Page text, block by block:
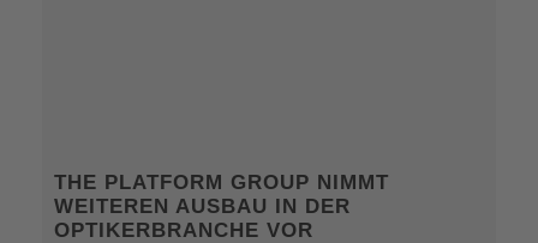
THE PLATFORM GROUP NIMMT
WEITEREN AUSBAU IN DER
OPTIKERBRANCHE VOR